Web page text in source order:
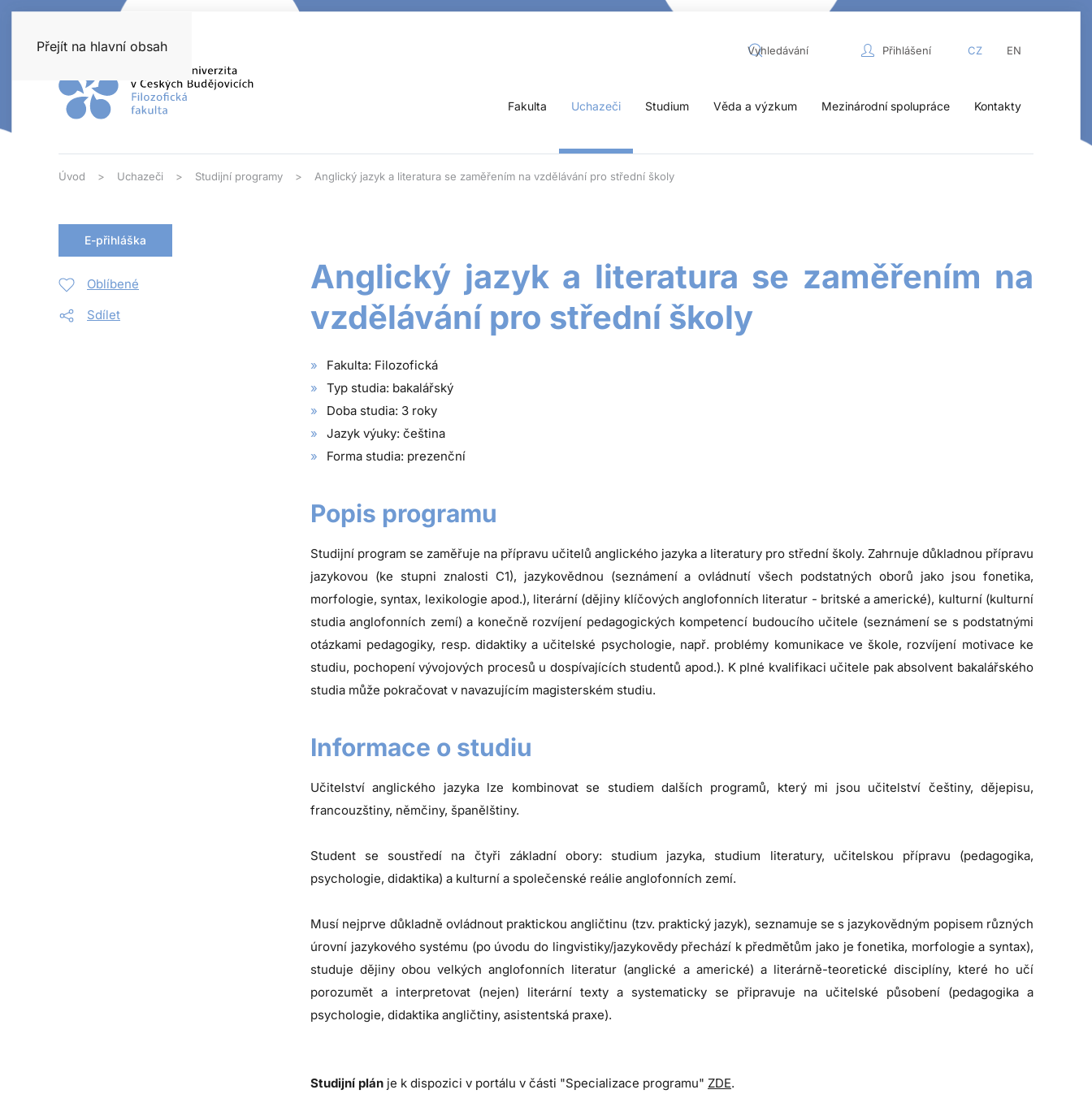
Přejít na hlavní obsah Přihlášení CZ EN
Fakulta Uchazeči Studium Věda a výzkum Mezinárodní spolupráce Kontakty
Úvod Uchazeči Studijní programy Anglický jazyk a literatura se zaměřením na vzdělávání pro střední školy
E-přihláška
Oblíbené
Sdílet
Anglický jazyk a literatura se zaměřením na
vzdělávání pro střední školy
Fakulta: Filozofická
Typ studia: bakalářský
Doba studia: 3 roky
Jazyk výuky: čeština
Forma studia: prezenční
Popis programu
Studijní program se zaměřuje na přípravu učitelů anglického jazyka a literatury pro střední školy. Zahrnuje důkladnou přípravu
jazykovou (ke stupni znalosti C1), jazykovědnou (seznámení a ovládnutí všech podstatných oborů jako jsou fonetika,
morfologie, syntax, lexikologie apod.), literární (dějiny klíčových anglofonních literatur - britské a americké), kulturní (kulturní
studia anglofonních zemí) a konečně rozvíjení pedagogických kompetencí budoucího učitele (seznámení se s podstatnými
otázkami pedagogiky, resp. didaktiky a učitelské psychologie, např. problémy komunikace ve škole, rozvíjení motivace ke
studiu, pochopení vývojových procesů u dospívajících studentů apod.). K plné kvalifikaci učitele pak absolvent bakalářského
studia může pokračovat v navazujícím magisterském studiu.
Informace o studiu
Učitelství anglického jazyka lze kombinovat se studiem dalších programů, který mi jsou učitelství češtiny, dějepisu,
francouzštiny, němčiny, španělštiny.
Student se soustředí na čtyři základní obory: studium jazyka, studium literatury, učitelskou přípravu (pedagogika,
psychologie, didaktika) a kulturní a společenské reálie anglofonních zemí.
Musí nejprve důkladně ovládnout praktickou angličtinu (tzv. praktický jazyk), seznamuje se s jazykovědným popisem různých
úrovní jazykového systému (po úvodu do lingvistiky/jazykovědy přechází k předmětům jako je fonetika, morfologie a syntax),
studuje dějiny obou velkých anglofonních literatur (anglické a americké) a literárně-teoretické disciplíny, které ho učí
porozumět a interpretovat (nejen) literární texty a systematicky se připravuje na učitelské působení (pedagogika a
psychologie, didaktika angličtiny, asistentská praxe).
Studijní plán je k dispozici v portálu v části "Specializace programu" ZDE.